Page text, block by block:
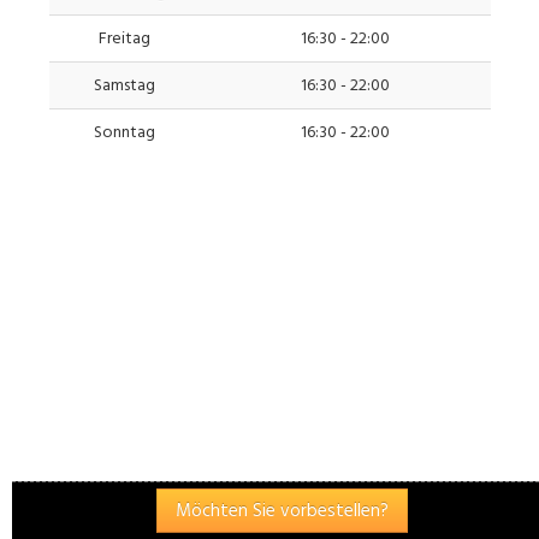
Freitag
16:30 - 22:00
Samstag
16:30 - 22:00
Sonntag
16:30 - 22:00